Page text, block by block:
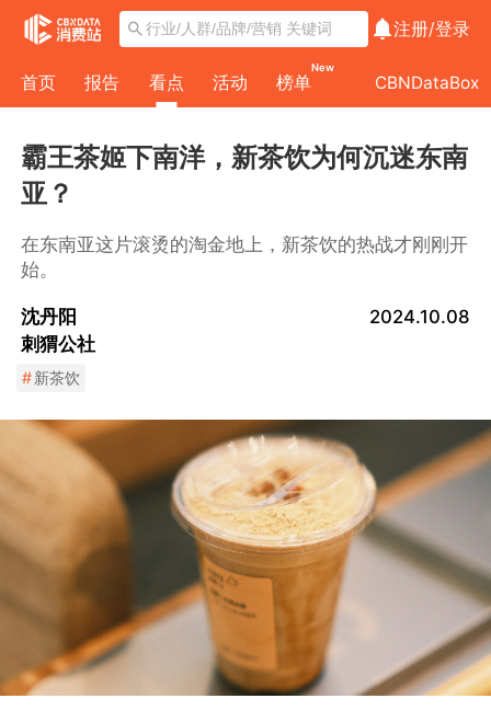
注册/登录
首页 报告 看点 活动 榜单
New
CBNDataBox
霸王茶姬下南洋，新茶饮为何沉迷东南
亚？
在东南亚这片滚烫的淘金地上，新茶饮的热战才刚刚开
始。
沈丹阳
刺猬公社
2024.10.08
#新茶饮